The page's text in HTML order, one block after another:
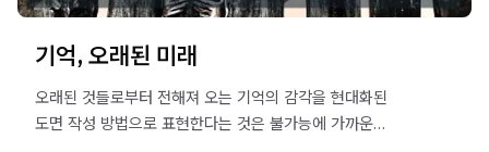
기억, 오래된 미래
오래된 것들로부터 전해져 오는 기억의 감각을 현대화된
도면 작성 방법으로 표현한다는 것은 불가능에 가까운